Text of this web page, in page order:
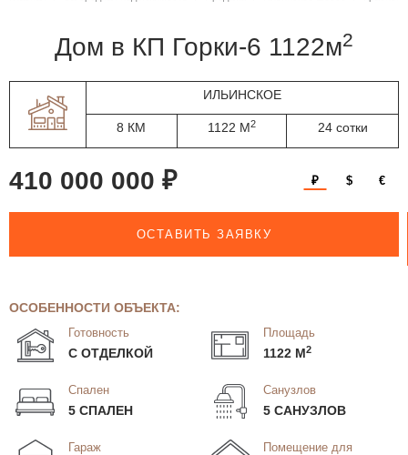
дом в КП Горки-6 1122м2
ИЛЬИНСКОЕ
8 КМ 1122 М2 24 сотки
410 000 000 ₽ ₽ $ €
ОСТАВИТЬ ЗАЯВКУ
ОСОБЕННОСТИ ОБЪЕКТА:
Готовность
С ОТДЕЛКОЙ
Площадь
1122 М2
Спален
5 СПАЛЕН
Санузлов
5 САНУЗЛОВ
Гараж
Помещение для